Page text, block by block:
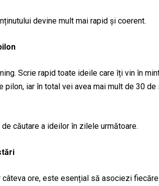
devine mult mai rapid și coerent.
Scrie rapid toate ideile care îți vin în
iar în total vei avea mai mult de 30
căutare a ideilor în zilele următoare.
câteva ore, este esențial să asociezi